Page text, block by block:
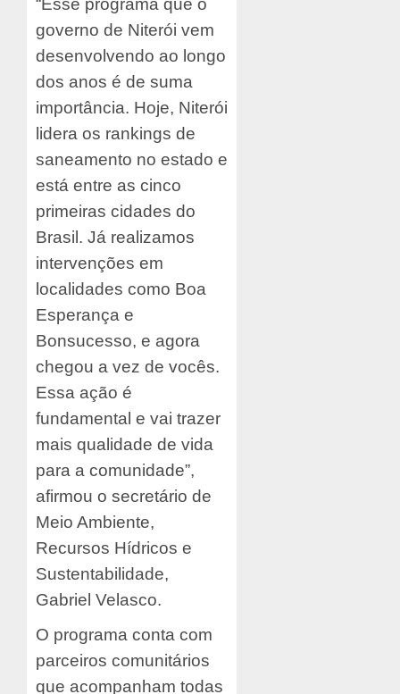
“Esse programa que o
governo de Niterói vem
desenvolvendo ao longo
dos anos é de suma
importância. Hoje, Niterói
lidera os rankings de
saneamento no estado e
está entre as cinco
primeiras cidades do
Brasil. Já realizamos
intervenções em
localidades como Boa
Esperança e
Bonsucesso, e agora
chegou a vez de vocês.
Essa ação é
fundamental e vai trazer
mais qualidade de vida
para a comunidade”,
afirmou o secretário de
Meio Ambiente,
Recursos Hídricos e
Sustentabilidade,
Gabriel Velasco.
O programa conta com
parceiros comunitários
que acompanham todas